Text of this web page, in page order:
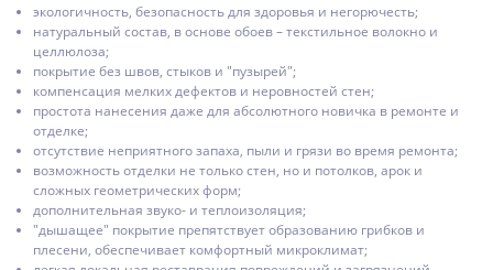
экологичность, безопасность для здоровья и негорючесть;
натуральный состав, в основе обоев – текстильное волокно и
целлюлоза;
покрытие без швов, стыков и "пузырей";
компенсация мелких дефектов и неровностей стен;
простота нанесения даже для абсолютного новичка в ремонте и
отделке;
отсутствие неприятного запаха, пыли и грязи во время ремонта;
возможность отделки не только стен, но и потолков, арок и
сложных геометрических форм;
дополнительная звуко- и теплоизоляция;
"дышащее" покрытие препятствует образованию грибков и
плесени, обеспечивает комфортный микроклимат;